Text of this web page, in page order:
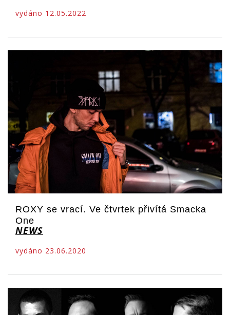
vydáno 12.05.2022
ROXY se vrací. Ve čtvrtek přivítá Smacka
One
NEWS
vydáno 23.06.2020